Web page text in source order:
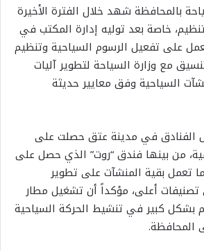
بالمحافظة شهد خلال الفترة الأخيرة
خاصة بعد توليه إدارة المكتب في
تم العمل على تفعيل الرسوم السياحية وتنظيم
مع وزارة السياحة لتطوير آليات
السياحية وفق معايير حديثة
الفنادق في مدينة عتق حصلت على
من بينها فندق “روت” الذي حصل على
تعمل بقية المنشآت على تطوير
أعلى، مؤكداً أن تشغيل مطار
كبير في تنشيط الحركة السياحية
المحافظة.